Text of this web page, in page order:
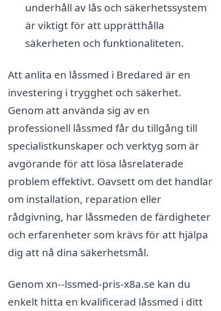
underhåll av lås och säkerhetssystem
är viktigt för att upprätthålla
säkerheten och funktionaliteten.
Att anlita en låssmed i Bredared är en
investering i trygghet och säkerhet.
Genom att använda sig av en
professionell låssmed får du tillgång till
specialistkunskaper och verktyg som är
avgörande för att lösa låsrelaterade
problem effektivt. Oavsett om det handlar
om installation, reparation eller
rådgivning, har låssmeden de färdigheter
och erfarenheter som krävs för att hjälpa
dig att nå dina säkerhetsmål.
Genom xn--lssmed-pris-x8a.se kan du
enkelt hitta en kvalificerad låssmed i ditt